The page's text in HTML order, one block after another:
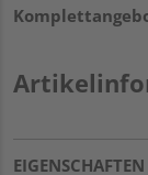
EIGENSCHAFTEN